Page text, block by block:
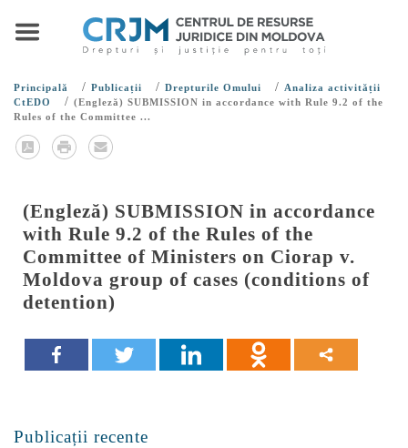
Principală / Publicații / Drepturile Omului / Analiza activității
CtEDO
/ (Engleză) SUBMISSION in accordance with Rule 9.2 of the
Rules of the Committee ...
(Engleză) SUBMISSION in accordance
with Rule 9.2 of the Rules of the
Committee of Ministers on Ciorap v.
Moldova group of cases (conditions of
detention)
Publicații recente